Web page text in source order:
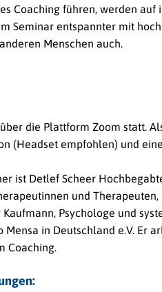
Coaching führen, werden
Seminar entspannter mit
Menschen auch.
die Plattform Zoom statt.
(Headset empfohlen) und
ist Detlef Scheer
und
Psychologe und
Mensa in Deutschland e.V. Er
Coaching.